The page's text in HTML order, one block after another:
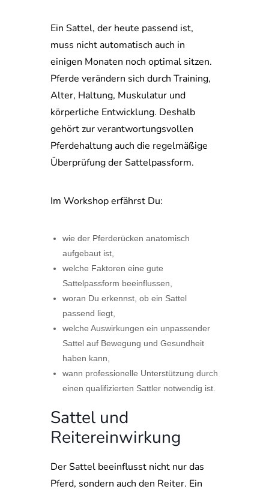
Ein Sattel, der heute passend ist,
muss nicht automatisch auch in
einigen Monaten noch optimal sitzen.
Pferde verändern sich durch Training,
Alter, Haltung, Muskulatur und
körperliche Entwicklung. Deshalb
gehört zur verantwortungsvollen
Pferdehaltung auch die regelmäßige
Überprüfung der Sattelpassform.
Im Workshop erfährst Du:
wie der Pferderücken anatomisch
aufgebaut ist,
welche Faktoren eine gute
Sattelpassform beeinflussen,
woran Du erkennst, ob ein Sattel
passend liegt,
welche Auswirkungen ein unpassender
Sattel auf Bewegung und Gesundheit
haben kann,
wann professionelle Unterstützung durch
einen qualifizierten Sattler notwendig ist.
Sattel und
Reitereinwirkung
Der Sattel beeinflusst nicht nur das
Pferd, sondern auch den Reiter. Ein